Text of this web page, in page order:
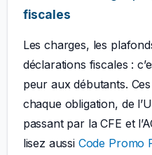
fiscales
Les charges, les
déclarations fiscales :
peur aux débutants.
chaque obligation, de
passant par la CFE et
lisez aussi Code Promo